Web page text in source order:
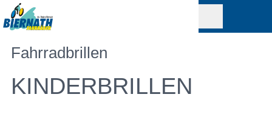
Fahrradbrillen
KINDERBRILLEN